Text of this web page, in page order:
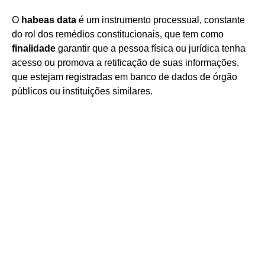
O habeas data é um instrumento processual, constante
do rol dos remédios constitucionais, que tem como
finalidade garantir que a pessoa física ou jurídica tenha
acesso ou promova a retificação de suas informações,
que estejam registradas em banco de dados de órgão
públicos ou instituições similares.